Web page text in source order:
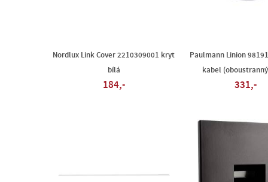
Nordlux Link Cover 2210309001 kryt
bílá
184,-
Paulmann Linion
kabel
331,-